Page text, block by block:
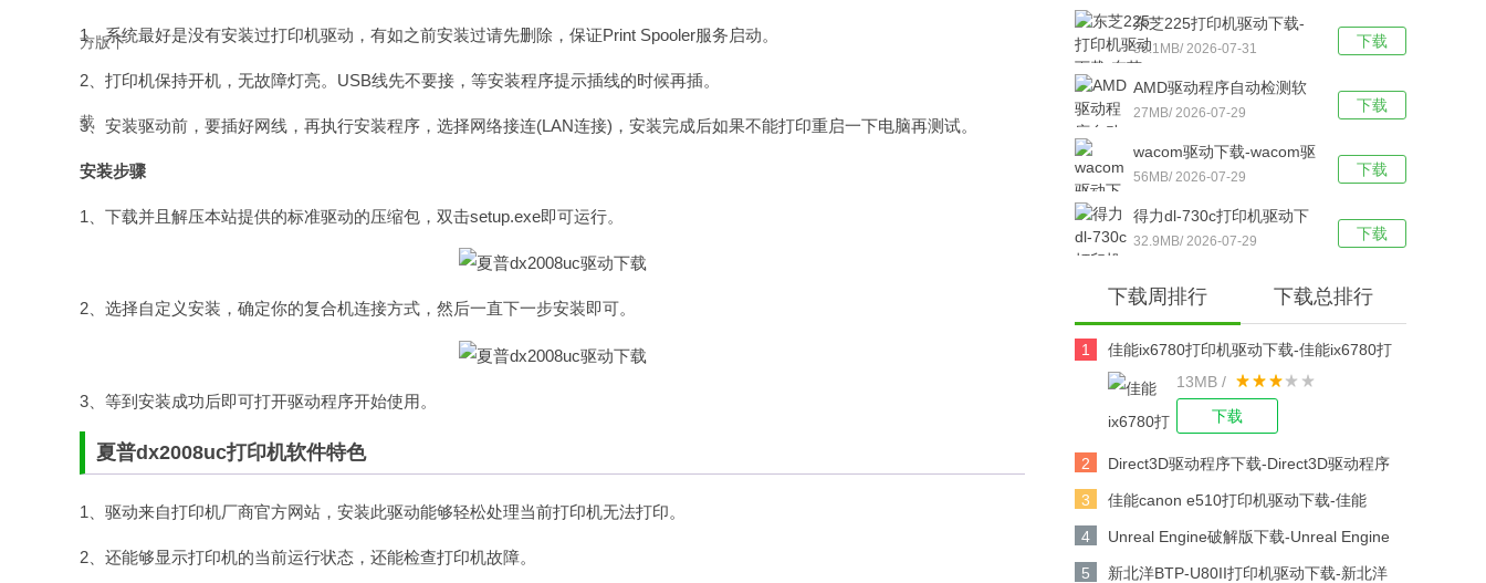
1、系统最好是没有安装过打印机驱动，有如之前安装过请先删除，保证Print Spooler服务启动。
2、打印机保持开机，无故障灯亮。USB线先不要接，等安装程序提示插线的时候再插。
3、安装驱动前，要插好网线，再执行安装程序，选择网络接连(LAN连接)，安装完成后如果不能打印重启一下电脑再测试。
安装步骤
1、下载并且解压本站提供的标准驱动的压缩包，双击setup.exe即可运行。
2、选择自定义安装，确定你的复合机连接方式，然后一直下一步安装即可。
3、等到安装成功后即可打开驱动程序开始使用。
夏普dx2008uc打印机软件特色
1、驱动来自打印机厂商官方网站，安装此驱动能够轻松处理当前打印机无法打印。
2、还能够显示打印机的当前运行状态，还能检查打印机故障。
官方版下载
下载
东芝225打印机驱动下载-
东芝Toshiba e-
STUDIO225打印机驱动电
36.1MB/ 2026-07-31
下载
AMD驱动程序自动检测软
件下载-AMD驱动程序自动
检测工具 v19.12.1 官方最
27MB/ 2026-07-29
下载
wacom驱动下载-wacom驱
动 v6.3.30 官方绿色版下载
56MB/ 2026-07-29
下载
得力dl-730c打印机驱动下
载-得力dl-730c条码打印机
32.9MB/ 2026-07-29
下载周排行 下载总排行
1
佳能ix6780打印机驱动下载-佳能ix6780打
印机驱动 v2.75 官方版下载
13MB /
下载
2
Direct3D驱动程序下载-Direct3D驱动程序
v2021下载
3
佳能canon e510打印机驱动下载-佳能
canon e510打印机驱动 V1.0 官方版下载
4
Unreal Engine破解版下载-Unreal Engine
V4.25.0中文版下载
5
新北洋BTP-U80II打印机驱动下载-新北洋